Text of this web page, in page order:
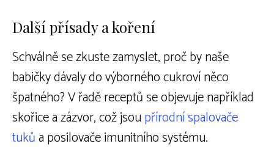
Další přísady a koření
Schválně se zkuste zamyslet, proč by naše
babičky dávaly do výborného cukroví něco
špatného? V řadě receptů se objevuje například
skořice a zázvor, což jsou přírodní spalovače
tukůa posilovače imunitního systému.